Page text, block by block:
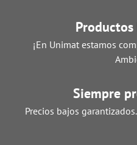
Productos
¡En Unimat estamos
Siempre
Precios bajos